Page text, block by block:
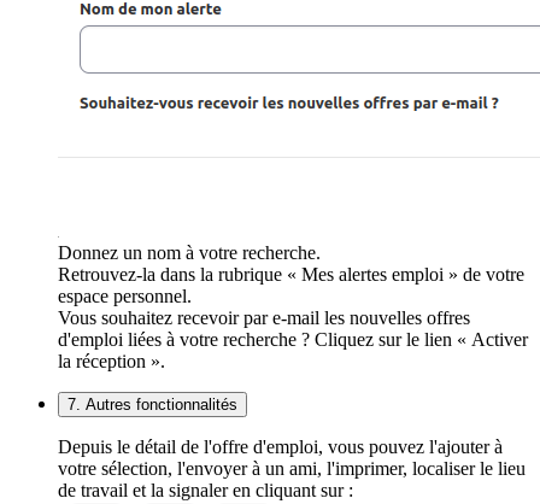
Donnez un nom à votre recherche.
Retrouvez-la dans la rubrique « Mes alertes emploi » de votre
espace personnel.
Vous souhaitez recevoir par e-mail les nouvelles offres
d'emploi liées à votre recherche ? Cliquez sur le lien « Activer
la réception ».
7. Autres fonctionnalités
Depuis le détail de l'offre d'emploi, vous pouvez l'ajouter à
votre sélection, l'envoyer à un ami, l'imprimer, localiser le lieu
de travail et la signaler en cliquant sur :